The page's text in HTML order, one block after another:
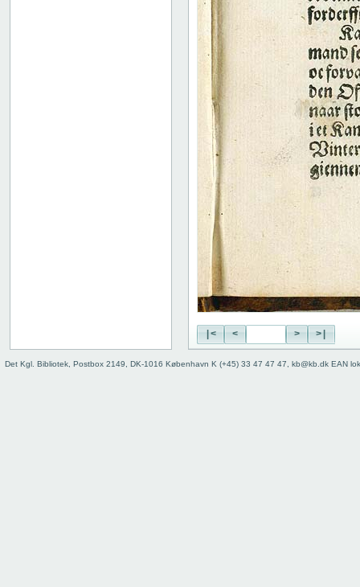
|< < > >|
Det Kgl. Bibliotek, Postbox 2149, DK-1016 København K (+45) 33 47 47 47, kb@kb.dk EAN